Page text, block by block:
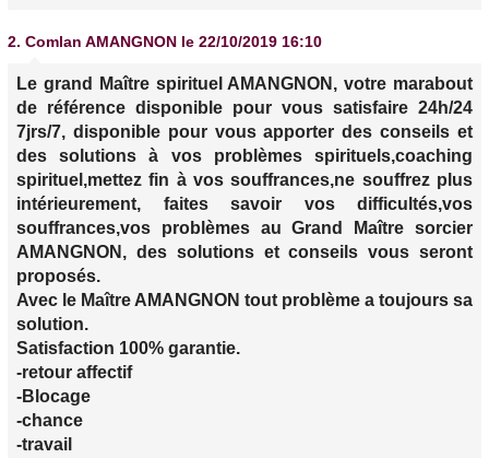
2. Comlan AMANGNON le 22/10/2019 16:10
Le grand Maître spirituel AMANGNON, votre marabout
de référence disponible pour vous satisfaire 24h/24
7jrs/7, disponible pour vous apporter des conseils et
des solutions à vos problèmes spirituels,coaching
spirituel,mettez fin à vos souffrances,ne souffrez plus
intérieurement, faites savoir vos difficultés,vos
souffrances,vos problèmes au Grand Maître sorcier
AMANGNON, des solutions et conseils vous seront
proposés.
Avec le Maître AMANGNON tout problème a toujours sa
solution.
Satisfaction 100% garantie.
-retour affectif
-Blocage
-chance
-travail